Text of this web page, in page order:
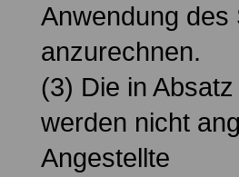
Anwendung des
anzurechnen.
(3) Die in
werden nicht
Angestellte